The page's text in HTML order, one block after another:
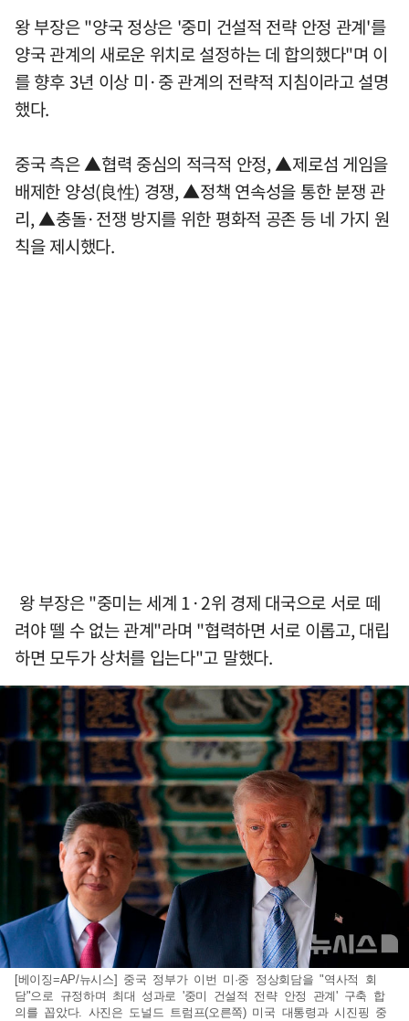
왕 부장은 "양국 정상은 '중미 건설적 전략 안정 관계'를
양국 관계의 새로운 위치로 설정하는 데 합의했다"며 이
를 향후 3년 이상 미·중 관계의 전략적 지침이라고 설명
했다.
중국 측은 ▲협력 중심의 적극적 안정, ▲제로섬 게임을
배제한 양성(良性) 경쟁, ▲정책 연속성을 통한 분쟁 관
리, ▲충돌·전쟁 방지를 위한 평화적 공존 등 네 가지 원
칙을 제시했다.
왕 부장은 "중미는 세계 1·2위 경제 대국으로 서로 떼
려야 뗄 수 없는 관계"라며 "협력하면 서로 이롭고, 대립
하면 모두가 상처를 입는다"고 말했다.
[베이징=AP/뉴시스] 중국 정부가 이번 미·중 정상회담을 "역사적 회
담"으로 규정하며 최대 성과로 '중미 건설적 전략 안정 관계' 구축 합
의를 꼽았다. 사진은 도널드 트럼프(오른쪽) 미국 대통령과 시진핑 중